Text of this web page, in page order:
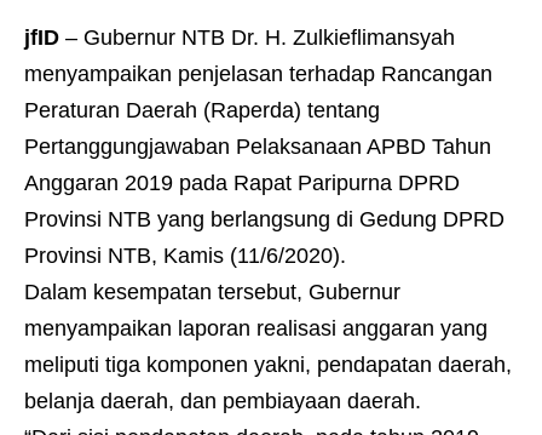
jfID – Gubernur NTB Dr. H. Zulkieflimansyah
menyampaikan penjelasan terhadap Rancangan
Peraturan Daerah (Raperda) tentang
Pertanggungjawaban Pelaksanaan APBD Tahun
Anggaran 2019 pada Rapat Paripurna DPRD
Provinsi NTB yang berlangsung di Gedung DPRD
Provinsi NTB, Kamis (11/6/2020).
Dalam kesempatan tersebut, Gubernur
menyampaikan laporan realisasi anggaran yang
meliputi tiga komponen yakni, pendapatan daerah,
belanja daerah, dan pembiayaan daerah.